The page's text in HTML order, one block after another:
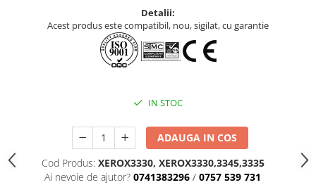
Detalii:
Acest produs este compatibil, nou, sigilat, cu garantie
IN STOC
ADAUGA IN COS
Cod Produs: XEROX3330, XEROX3330,3345,3335
Ai nevoie de ajutor? 0741383296 / 0757 539 731